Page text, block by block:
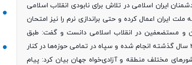
قدس گیلان نیز در این مراسم با بیان اینکه در طول ۴۶ سال گذشته دشمنان ایران اسلامی در تلاش برای نابودی انقلاب اسلامی
ایران اعمال کرده و حتی براندازی نرم را نیز امتحان
نمونه بارز کمک به محرومین و مستضعفین در انقلاب اسلامی دانست و گفت: طبق
فرمایشات مقام معظم رهبری هنوز در حوزه عدالت به نقطه مدنظر نرسیدیم ولی اقدامات خوبی در طول ۴۶ سال گذشته انجام شده و سپاه در تمامی حوزه‌ها در کنار
مختلف منطقه و آزادی‌خواه جهان بیان کرد: پیام